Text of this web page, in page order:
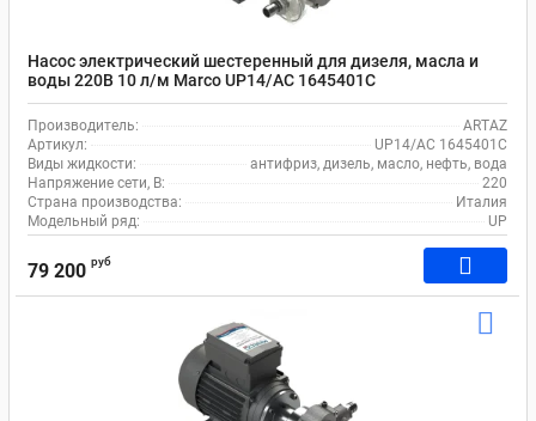
Насос электрический шестеренный для дизеля, масла и
воды 220В 10 л/м Marco UP14/AC 1645401С
Производитель:
ARTAZ
Артикул:
UP14/AC 1645401С
Виды жидкости:
антифриз, дизель, масло, нефть, вода
Напряжение сети, В:
220
Страна производства:
Италия
Модельный ряд:
UP
79 200 руб